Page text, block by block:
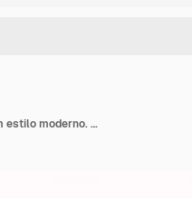
Sereia de arte com pérolas. Ilustração de moda desenho em estilo moderno. Bela sereia.